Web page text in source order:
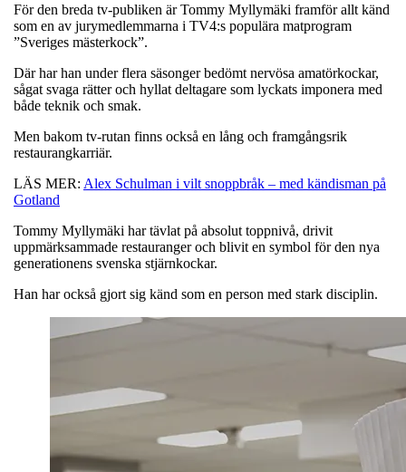
För den breda tv-publiken är Tommy Myllymäki framför allt känd
som en av jurymedlemmarna i TV4:s populära matprogram
”Sveriges mästerkock”.
Där har han under flera säsonger bedömt nervösa amatörkockar,
sågat svaga rätter och hyllat deltagare som lyckats imponera med
både teknik och smak.
Men bakom tv-rutan finns också en lång och framgångsrik
restaurangkarriär.
LÄS MER: Alex Schulman i vilt snoppbråk – med kändisman på
Gotland
Tommy Myllymäki har tävlat på absolut toppnivå, drivit
uppmärksammade restauranger och blivit en symbol för den nya
generationens svenska stjärnkockar.
Han har också gjort sig känd som en person med stark disciplin.